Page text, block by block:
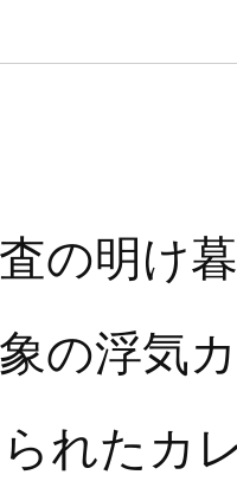
の明け
の浮気
れたカ